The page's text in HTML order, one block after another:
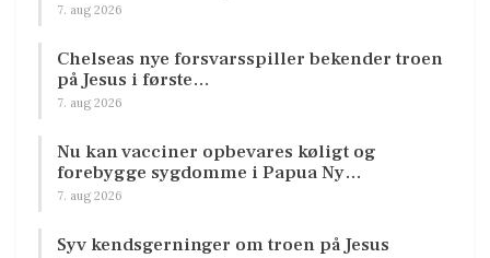
7. aug 2026
Chelseas nye forsvarsspiller bekender troen
på Jesus i første…
7. aug 2026
Nu kan vacciner opbevares køligt og
forebygge sygdomme i Papua Ny…
7. aug 2026
Syv kendsgerninger om troen på Jesus